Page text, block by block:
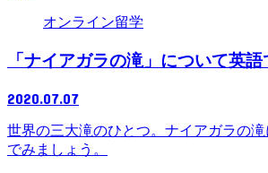
オンライン留学
「ナイアガラの滝」について英語
2020.07.07
世界の三大滝のひとつ。ナイアガラの
でみましょう。